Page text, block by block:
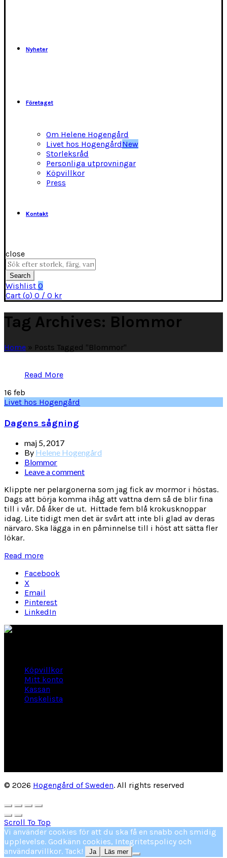
Nyheter
Företaget
Om Helene Hogengård
Livet hos HogengårdNew
Storleksråd
Personliga utprovningar
Köpvillkor
Press
Kontakt
close
Search
for:
Search
Wishlist 0
Cart (o) 0 / 0 kr
Tag Archives: Blommor
Home » Posts Tagged "Blommor"
Read More
16 feb
Livet hos Hogengård
Dagens sågning
maj 5, 2017
By Helene Hogengård
Blommor
Leave a comment
Klippte ner pelargonerna som jag fick av mormor i höstas.
Dags att börja komma ihåg att vattna dem så de blir fina
till i vår. Då åker de ut. Hittade fem blå krokusknoppar
idag. Lite tidigt men det är svårt att inte bli glad av deras
närvaro. Ska lägga in en påminnelse till i höst att sätta fler
lökar.
Read more
Facebook
X
Email
Pinterest
LinkedIn
Köpvillkor
Mitt konto
Kassan
Önskelista
© 2026 Hogengård of Sweden. All rights reserved
Scroll To Top
Vi använder cookies för att du ska få en snabb och smidig
upplevelse. Godkänn cookies, Integritetspolicy och
användarvillkor. Tack!
Ja Läs mer